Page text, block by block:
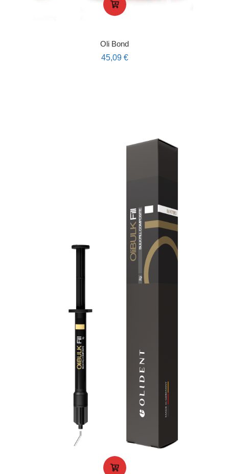
Oli Bond
45,09 €